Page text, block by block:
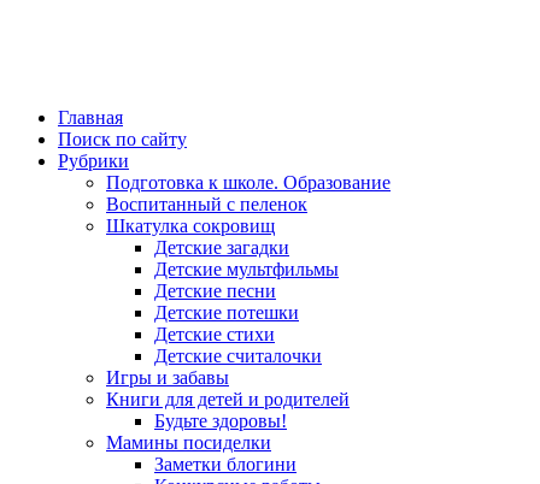
Главная
Поиск по сайту
Рубрики
Подготовка к школе. Образование
Воспитанный с пеленок
Шкатулка сокровищ
Детские загадки
Детские мультфильмы
Детские песни
Детские потешки
Детские стихи
Детские считалочки
Игры и забавы
Книги для детей и родителей
Будьте здоровы!
Мамины посиделки
Заметки блогини